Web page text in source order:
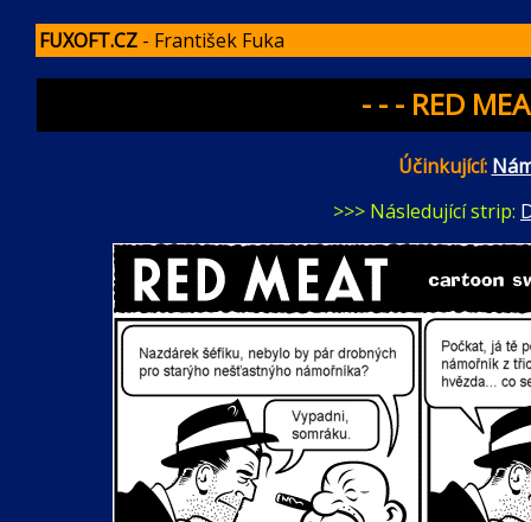
FUXOFT.CZ- František Fuka
- - - RED
Účinkující:
>>> Následující strip: